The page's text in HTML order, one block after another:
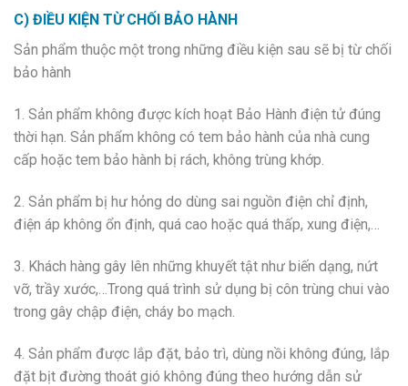
C) ĐIỀU KIỆN TỪ CHỐI BẢO HÀNH
Sản phẩm thuộc một trong những điều kiện sau sẽ bị từ chối
bảo hành
1. Sản phẩm không được kích hoạt Bảo Hành điện tử đúng
thời hạn. Sản phẩm không có tem bảo hành của nhà cung
cấp hoặc tem bảo hành bị rách, không trùng khớp.
2. Sản phẩm bị hư hỏng do dùng sai nguồn điện chỉ định,
điện áp không ổn định, quá cao hoặc quá thấp, xung điện,…
3. Khách hàng gây lên những khuyết tật như biến dạng, nứt
vỡ, trầy xước,…Trong quá trình sử dụng bị côn trùng chui vào
trong gây chập điện, cháy bo mạch.
4. Sản phẩm được lắp đặt, bảo trì, dùng nồi không đúng, lắp
đặt bịt đường thoát gió không đúng theo hướng dẫn sử